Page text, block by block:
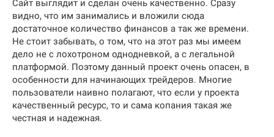
Сайт выглядит и сделан очень качественно. Сразу
видно, что им занимались и вложили сюда
достаточное количество финансов а так же времени.
Не стоит забывать, о том, что на этот раз мы имеем
дело не с лохотроном однодневкой, а с легальной
платформой. Поэтому данный проект очень опасен, в
особенности для начинающих трейдеров. Многие
пользователи наивно полагают, что если у проекта
качественный ресурс, то и сама копания такая же
честная и надежная.